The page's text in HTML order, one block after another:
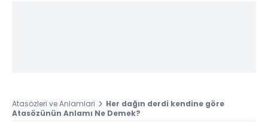
Atasözleri ve Anlamlari
Her dağın derdi kendine göre
Atasözünün Anlamı Ne Demek?